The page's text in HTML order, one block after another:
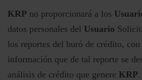
KRP no proporcionará a los
datos personales del Usuario
los reportes del buró de crédito,
información que de tal reporte se
análisis de crédito que genere KRP.